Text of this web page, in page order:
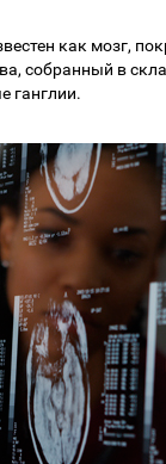
как мозг,
собранный в
ганглии.